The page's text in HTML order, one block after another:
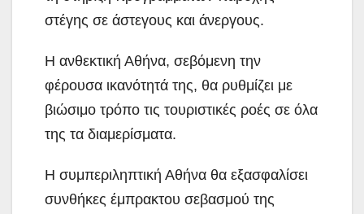
στέγης σε άστεγους και άνεργους.
Η ανθεκτική Αθήνα, σεβόμενη την
φέρουσα ικανότητά της, θα ρυθμίζει με
βιώσιμο τρόπο τις τουριστικές ροές σε όλα
της τα διαμερίσματα.
Η συμπεριληπτική Αθήνα θα εξασφαλίσει
συνθήκες έμπρακτου σεβασμού της